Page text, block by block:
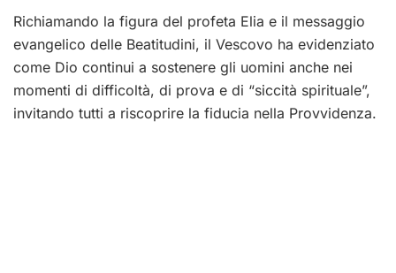
Richiamando la figura del profeta Elia e il messaggio
evangelico delle Beatitudini, il Vescovo ha evidenziato
come Dio continui a sostenere gli uomini anche nei
momenti di difficoltà, di prova e di “siccità spirituale”,
invitando tutti a riscoprire la fiducia nella Provvidenza.